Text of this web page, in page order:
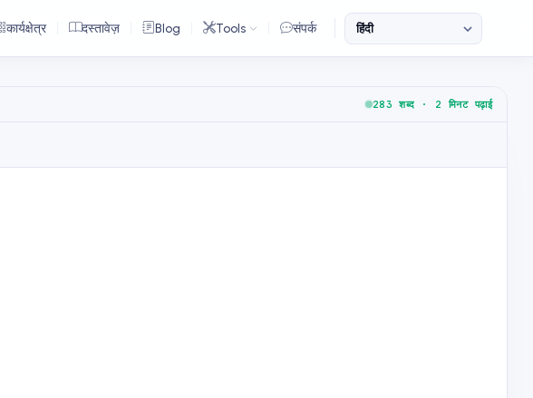
कार्यक्षेत्र दस्तावेज़ Blog Tools संपर्क
283 शब्द · 2 मिनट पढ़ाई